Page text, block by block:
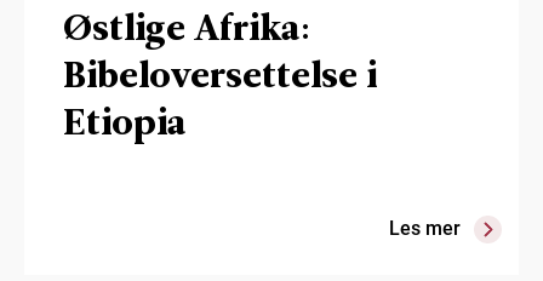
Østlige Afrika:
Bibeloversettelse i
Etiopia
Les mer